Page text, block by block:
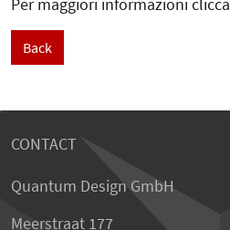
Per maggiori informazioni clicca
Back
CONTACT
Quantum Design GmbH
Meerstraat 177